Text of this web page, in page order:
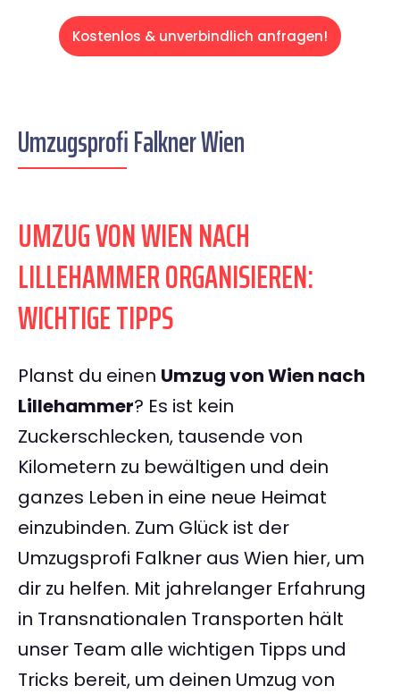
Kostenlos & unverbindlich anfragen!
Umzugsprofi Falkner Wien
UMZUG VON WIEN NACH
LILLEHAMMER ORGANISIEREN:
WICHTIGE TIPPS
Planst du einen Umzug von Wien nach
Lillehammer? Es ist kein
Zuckerschlecken, tausende von
Kilometern zu bewältigen und dein
ganzes Leben in eine neue Heimat
einzubinden. Zum Glück ist der
Umzugsprofi Falkner aus Wien hier, um
dir zu helfen. Mit jahrelanger Erfahrung
in Transnationalen Transporten hält
unser Team alle wichtigen Tipps und
Tricks bereit, um deinen Umzug von